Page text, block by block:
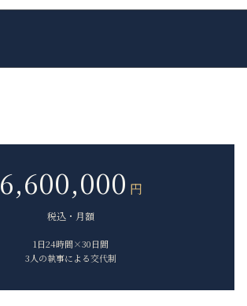
6,600,000 円
税込・月額
1日24時間×30日間
3人の執事による交代制